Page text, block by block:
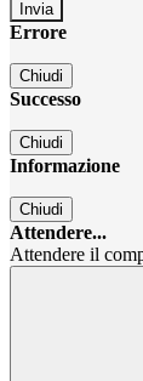
Errore
Chiudi
Successo
Chiudi
Informazione
Chiudi
Attendere...
Attendere il